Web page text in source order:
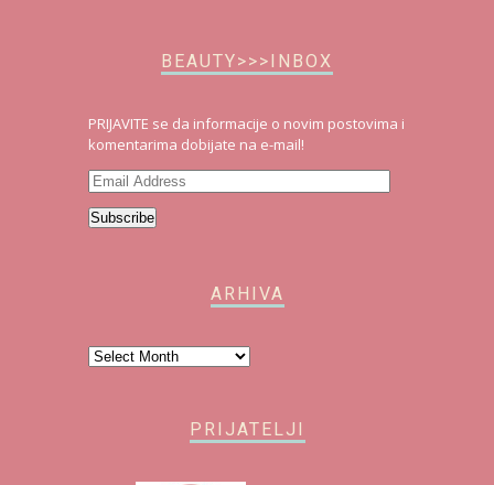
BEAUTY>>>INBOX
PRIJAVITE se da informacije o novim postovima i
komentarima dobijate na e-mail!
Email
Subscribe
ARHIVA
Arhiva
PRIJATELJI